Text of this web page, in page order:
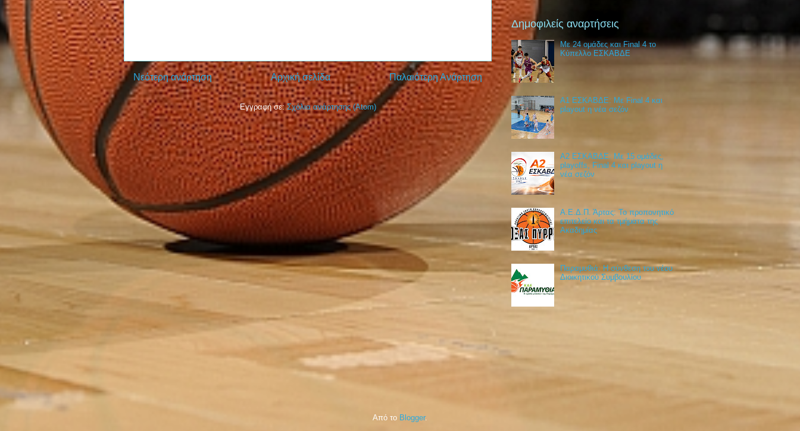
Νεότερη ανάρτηση Παλαιότερη Ανάρτηση
Αρχική σελίδα
Εγγραφή σε:Σχόλια ανάρτησης (Atom)
Δημοφιλείς αναρτήσεις
Με 24 ομάδες και Final 4 το
Κύπελλο ΕΣΚΑΒΔΕ
Α1 ΕΣΚΑΒΔΕ: Με Final 4 και
playout η νέα σεζόν
Α2 ΕΣΚΑΒΔΕ: Με 15 ομάδες,
playoffs, Final 4 και playout η
νέα σεζόν
Α.Ε.Δ.Π. Άρτας: Το προπονητικό
επιτελείο και τα τμήματα της
Ακαδημίας
Παραμυθιά: Η σύνθεση του νέου
Διοικητικού Συμβουλίου
Από το Blogger.